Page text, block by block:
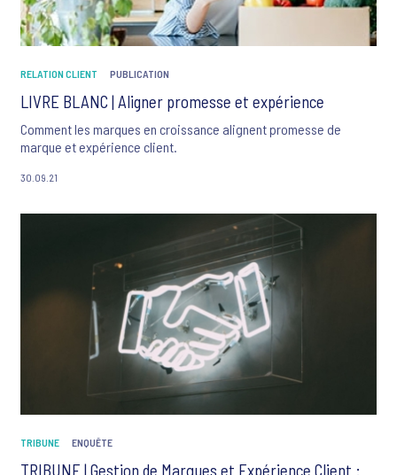
RELATION CLIENT PUBLICATION
LIVRE BLANC | Aligner promesse et expérience
Comment les marques en croissance alignent promesse de
marque et expérience client.
30.09.21
TRIBUNE ENQUÊTE
TRIBUNE | Gestion de Marques et Expérience Client :